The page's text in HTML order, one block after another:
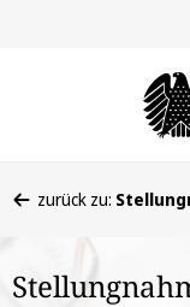
befinden
hier:
zurück zu: